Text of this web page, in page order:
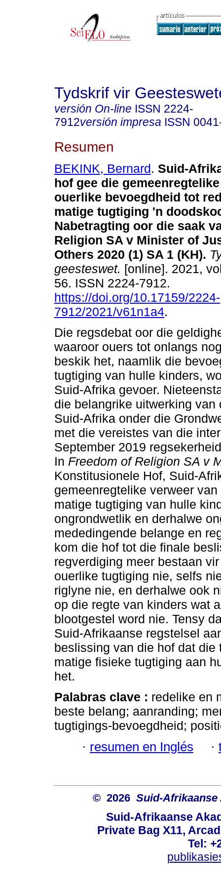
Tydskrif vir
versión On-line ISSN 2224-
7912versión impresa ISSN
Resumen
BEKINK, Bernard. Suid-
hof gee die
ouerlike bevoegdheid tot
matige tugtiging 'n
Nabetragting oor die saak
Religion SA v Minister of
Others 2020 (1) SA 1 (KH).
geesteswet. [online]. 2021,
56. ISSN 2224-7912.
https://doi.org/10.17159/2224-
7912/2021/v61n1a4.
Die regsdebat oor die
waaroor ouers tot onlangs
beskik het, naamlik die
tugtiging van hulle kinders,
Suid-Afrika gevoer.
die belangrike uitwerking
Suid-Afrika onder die
met die vereistes van die
September 2019
In Freedom of Religion SA v
Konstitusionele Hof, Suid-
gemeenregtelike verweer
matige tugtiging van hulle
ongrondwetlik en derhalwe
mededingende belange en
kom die hof tot die finale
regverdiging meer bestaan
ouerlike tugtiging nie, selfs
riglyne nie, en derhalwe ook
op die regte van kinders wat
blootgestel word nie. Tensy
Suid-Afrikaanse regstelsel
beslissing van die hof dat
matige fisieke tugtiging aan
het.
Palabras clave : redelike en
beste belang; aanranding;
tugtigings-bevoegdheid;
· resumen en Inglés ·
© 2026 Suid-Afrikaanse
Suid-Afrikaanse
Private Bag X11,
Tel: